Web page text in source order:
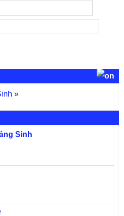
»
Sinh